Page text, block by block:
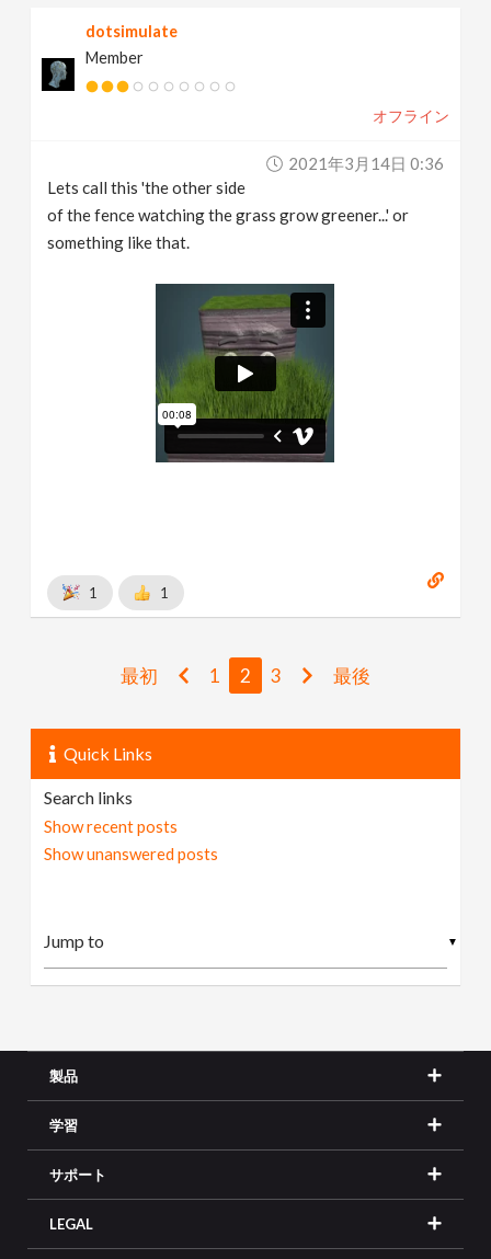
dotsimulate
Member
オフライン
2021年3月14日 0:36
Lets call this 'the other side
of the fence watching the grass grow greener...' or
something like that.
1 1
最初 1 2 3 最後
Quick Links
Search links
Show recent posts
Show unanswered posts
▼
製品
学習
サポート
LEGAL